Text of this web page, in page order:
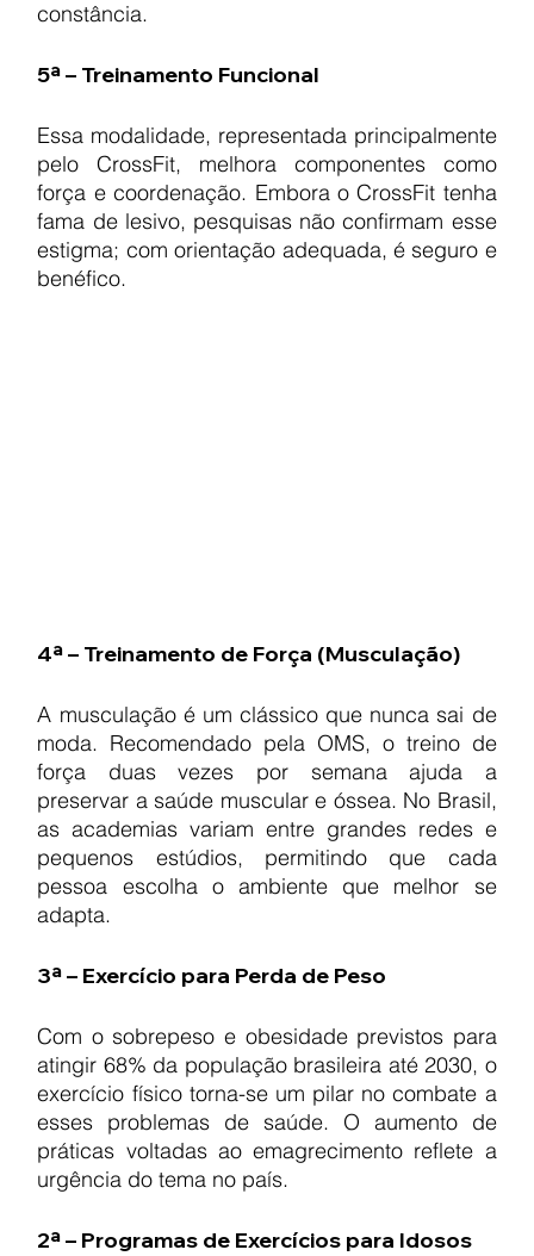
constância.
5ª – Treinamento Funcional
Essa modalidade, representada principalmente
pelo CrossFit, melhora componentes como
força e coordenação. Embora o CrossFit tenha
fama de lesivo, pesquisas não confirmam esse
estigma; com orientação adequada, é seguro e
benéfico.
4ª – Treinamento de Força (Musculação)
A musculação é um clássico que nunca sai de
moda. Recomendado pela OMS, o treino de
força duas vezes por semana ajuda a
preservar a saúde muscular e óssea. No Brasil,
as academias variam entre grandes redes e
pequenos estúdios, permitindo que cada
pessoa escolha o ambiente que melhor se
adapta.
3ª – Exercício para Perda de Peso
Com o sobrepeso e obesidade previstos para
atingir 68% da população brasileira até 2030, o
exercício físico torna-se um pilar no combate a
esses problemas de saúde. O aumento de
práticas voltadas ao emagrecimento reflete a
urgência do tema no país.
2ª – Programas de Exercícios para Idosos